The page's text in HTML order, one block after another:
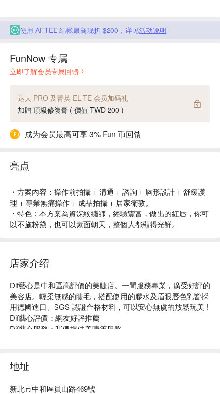
使用 AFTEE 结帐最高现折 $200，详见活动说明
FunNow 专属
立即了解会员专属回馈
达人 PRO 及菁英 ELITE 会员加码礼
加贈 頂級修復膏 ( 價值 TWD 200 )
成为会员最高可享 3% Fun 币回馈
亮点
・方案內容：操作前拍攝 + 溝通 + 諮詢 + 唇形設計 + 舒緩護
理 + 專業無痛操作 + 成品拍攝 + 居家衛教。
・特色：本方案為資深紋繡師，經驗豐富，做出的紅唇，你可
以不施粉黛，也可以素面朝天，整個人都顯得光鮮。
店家介绍
Dif藝心是中和區高評價的美睫店。一間服務專業，廣受好評的
美容店。輕柔無感的睫毛，搭配使用的膠水及眉眼唇色乳皆採
用德國進口、SGS 認證合格材料，可以安心無虞的放鬆玩美 !
Dif藝心評價：網友好評推薦
Dif藝心服務：我們提供美睫等服務
眉或美睫，讓您五官更加立體有型。
Dif藝心預約、Dif藝心價格、Dif藝心優惠立刻查看 ⬇︎
地址
新北市中和區員山路469號